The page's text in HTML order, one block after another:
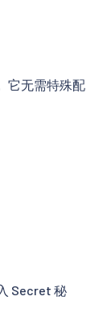
它无需特殊配
Secret 秘